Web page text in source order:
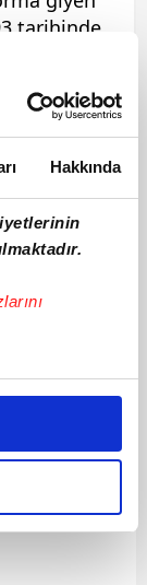
Hakkında
yaparken
sunmak
adına
noktada,
tek gelir
tarihinde
ve 75 kilo
0 maça
ve 0
bu